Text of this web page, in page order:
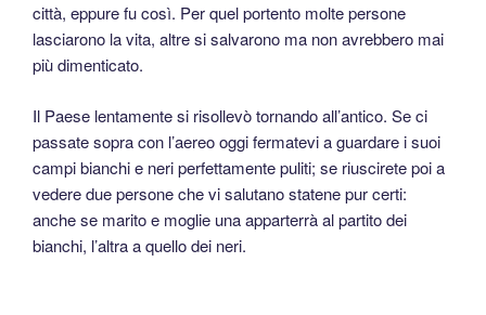
città, eppure fu così. Per quel portento molte persone
lasciarono la vita, altre si salvarono ma non avrebbero mai
più dimenticato.
Il Paese lentamente si risollevò tornando all’antico. Se ci
passate sopra con l’aereo oggi fermatevi a guardare i suoi
campi bianchi e neri perfettamente puliti; se riuscirete poi a
vedere due persone che vi salutano statene pur certi:
anche se marito e moglie una apparterrà al partito dei
bianchi, l’altra a quello dei neri.